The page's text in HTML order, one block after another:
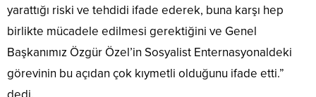
yarattığı riski ve tehdidi ifade ederek, buna karşı hep
birlikte mücadele edilmesi gerektiğini ve Genel
Başkanımız Özgür Özel’in Sosyalist Enternasyonaldeki
görevinin bu açıdan çok kıymetli olduğunu ifade etti.”